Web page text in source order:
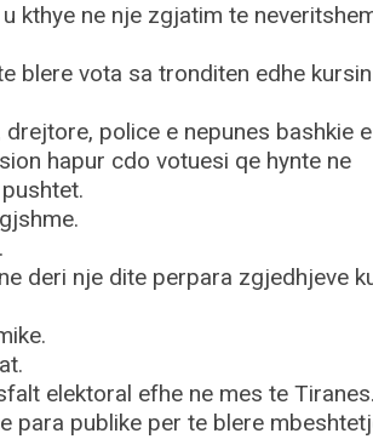
kthye ne nje zgjatim te
blere vota sa tronditen edhe
police e nepunes bashkie e
hapur cdo votuesi qe hynte ne
deri nje dite perpara zgjedhjeve
elektoral efhe ne mes te Tiranes.
para publike per te blere